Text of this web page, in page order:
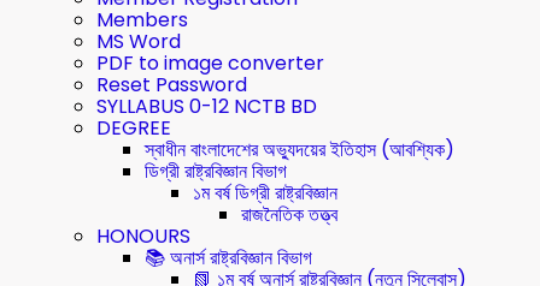
Members
MS Word
PDF to image converter
Reset Password
SYLLABUS 0-12 NCTB BD
DEGREE
স্বাধীন বাংলাদেশের অভ্যুদয়ের ইতিহাস (আবশ্যিক)
ডিগ্রী রাষ্ট্রবিজ্ঞান বিভাগ
১ম বর্ষ ডিগ্রী রাষ্ট্রবিজ্ঞান
রাজনৈতিক তত্ত্ব
HONOURS
📚 অনার্স রাষ্ট্রবিজ্ঞান বিভাগ
📗 ১ম বর্ষ অনার্স রাষ্ট্রবিজ্ঞান (নতুন সিলেবাস)